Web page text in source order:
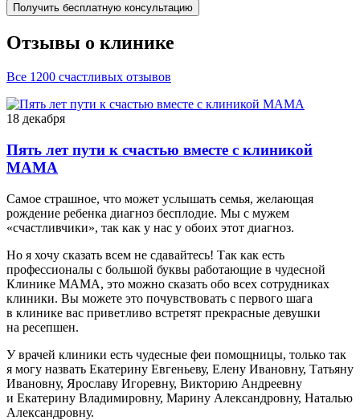
Получить бесплатную консультацию
Отзывы о клинике
Все 1200 счастливых отзывов
18 декабря
Пять лет пути к счастью вместе с клиникой
МАМА
Самое страшное, что может услышать семья, желающая
рождение ребенка диагноз бесплодие. Мы с мужем
«счастливчики», так как у нас у обоих этот диагноз.
Но я хочу сказать всем не сдавайтесь! Так как есть
профессионалы с большой буквы работающие в чудесной
Клинике МАМА, это можно сказать обо всех сотрудниках
клиники. Вы можете это почувствовать с первого шага
в клинике вас приветливо встретят прекрасные девушки
на ресепшен.
У врачей клиники есть чудесные феи помощницы, только так
я могу назвать Екатерину Евгеньеву, Елену Ивановну, Татьяну
Ивановну, Ярославу Игоревну, Викторию Андреевну
и Екатерину Владимировну, Марину Александровну, Наталью
Александровну.